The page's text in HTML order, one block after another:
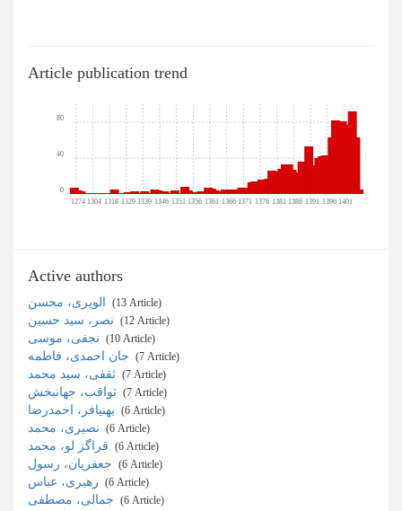
Article publication trend
1274 1304 1318 1329 1339 1346 1351 1356 1361 1366 1371 1376 1381 1386 1391 1396 1401
0
40
80
Active authors
‎ (13 Article)
‎ (12 Article)
‎ (10 Article)
‎ (7 Article)
‎ (7 Article)
‎ (7 Article)
‎ (6 Article)
‎ (6 Article)
‎ (6 Article)
‎ (6 Article)
‎ (6 Article)
‎ (6 Article)